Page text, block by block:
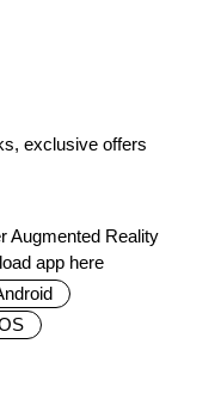
exclusive offers
Augmented Reality
app here